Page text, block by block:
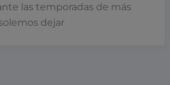
las temporadas de más
dejar